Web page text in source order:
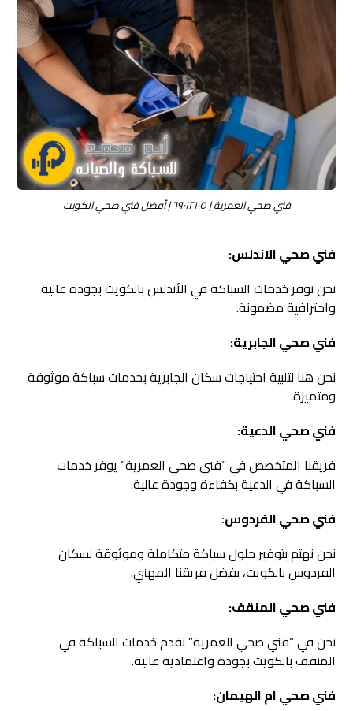
فني صحي العمرية | ٦٩٠١٢١٠٥ | أفضل فني صحي الكويت
فني صحي الاندلس:
نحن نوفر خدمات السباكة في الأندلس بالكويت بجودة عالية
واحترافية مضمونة.
فني صحي الجابرية:
نحن هنا لتلبية احتياجات سكان الجابرية بخدمات سباكة موثوقة
ومتميزة.
فني صحي الدعية:
فريقنا المتخصص في “فني صحي العمرية” يوفر خدمات
السباكة في الدعية بكفاءة وجودة عالية.
فني صحي الفردوس:
نحن نهتم بتوفير حلول سباكة متكاملة وموثوقة لسكان
الفردوس بالكويت، بفضل فريقنا المهني.
فني صحي المنقف:
نحن في “فني صحي العمرية” نقدم خدمات السباكة في
المنقف بالكويت بجودة واعتمادية عالية.
فني صحي ام الهيمان: